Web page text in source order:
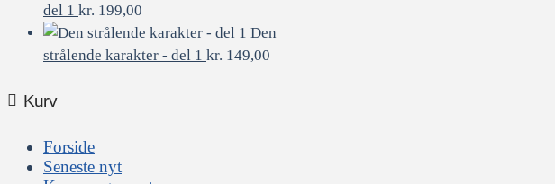
del 1 kr. 199,00
Den
strålende karakter - del 1 kr. 149,00
Kurv
Forside
Seneste nyt